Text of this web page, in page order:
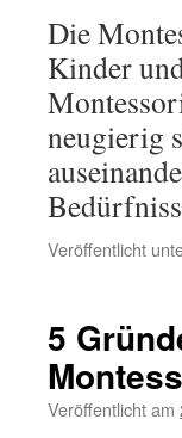
Die
Kinder
neugierig
Veröffentlicht
5
Veröffentlicht am